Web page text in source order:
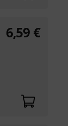
6,59 €